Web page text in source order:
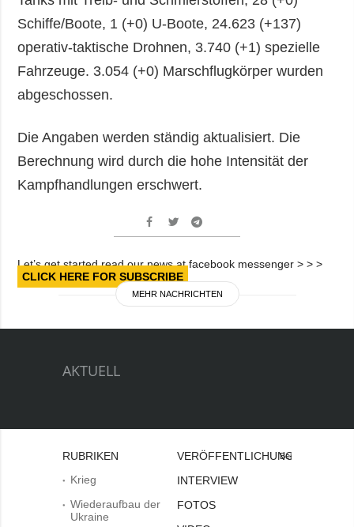
Schiffe/Boote, 1 (+0) U-Boote, 24.623 (+137)
operativ-taktische Drohnen, 3.740 (+1) spezielle
Fahrzeuge. 3.054 (+0) Marschflugkörper wurden
abgeschossen.
Die Angaben werden ständig aktualisiert. Die
Berechnung wird durch die hohe Intensität der
Kampfhandlungen erschwert.
Let’s get started read our news at facebook messenger > > >
CLICK HERE FOR SUBSCRIBE
MEHR NACHRICHTEN
AKTUELL
RUBRIKEN
Krieg
Wiederaufbau der
Ukraine
VERÖFFENTLICHUNGEN
INTERVIEW
FOTOS
Bei